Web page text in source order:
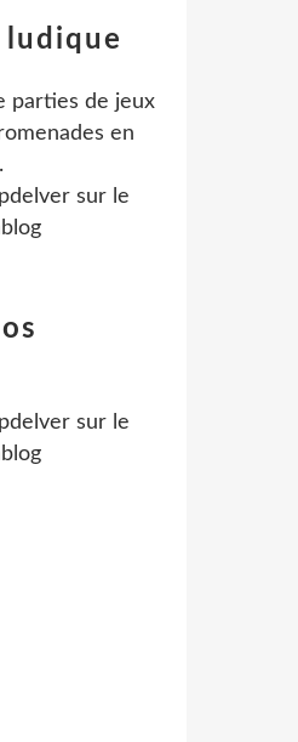
ludique
parties de jeux
en
sur le
sur le